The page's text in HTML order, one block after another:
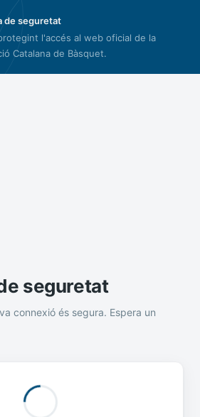
de seguretat
l'accés al web oficial de la
Catalana de Bàsquet.
seguretat
connexió és segura. Espera un